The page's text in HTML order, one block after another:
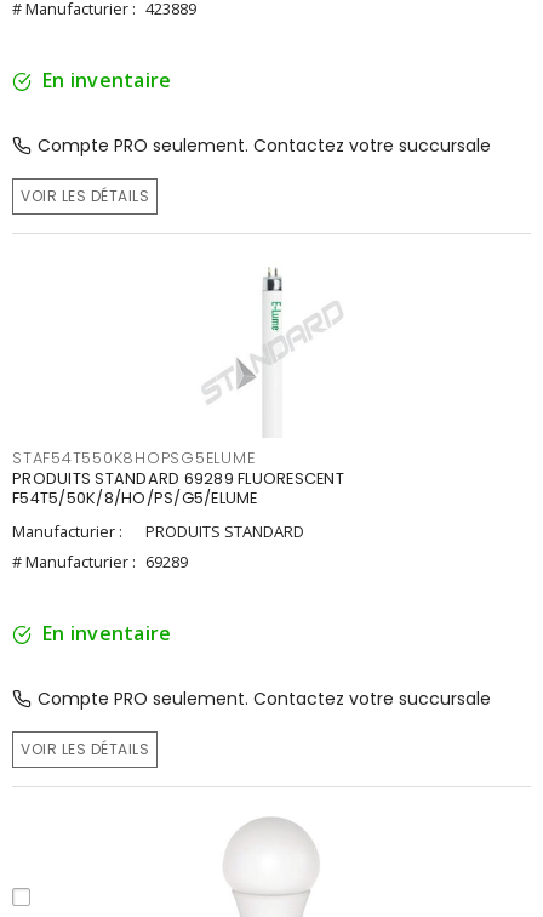
# Manufacturier : 423889
En inventaire
Compte PRO seulement. Contactez votre succursale
VOIR LES DÉTAILS
STAF54T550K8HOPSG5ELUME
PRODUITS STANDARD 69289 FLUORESCENT
F54T5/50K/8/HO/PS/G5/ELUME
Manufacturier :
PRODUITS STANDARD
# Manufacturier : 69289
En inventaire
Compte PRO seulement. Contactez votre succursale
VOIR LES DÉTAILS